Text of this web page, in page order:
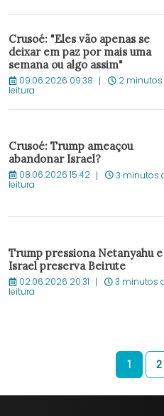
Crusoé: "Eles vão apenas se
deixar em paz por mais uma
semana ou algo assim"
09.06.2026 09:38 2 minutos
leitura
Crusoé: Trump ameaçou
abandonar Israel?
08.06.2026 15:42 3 minutos
leitura
Trump pressiona Netanyahu e
Israel preserva Beirute
02.06.2026 20:31 3 minutos
leitura
1 2